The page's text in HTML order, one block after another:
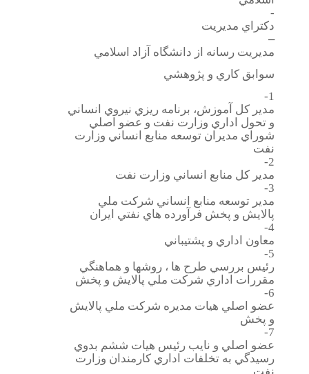
-
دكتراي مديريت
–
مديريت رسانه از دانشگاه آزاد اسلامي
سوابق كاري و پژوهشي
1-
مدير كل آموزش، برنامه ريزي نيروي انساني
و تحول اداري وزارت نفت و عضو اصلي
شوراي مديران توسعه منابع انساني وزارت
نفت
2-
مدير كل منابع انساني وزارت نفت
3-
مدير توسعه منابع انساني شركت ملي
پالايش و پخش فرآورده هاي نفتي ايران
4-
معاون اداري و پشتيباني
5-
رئيس بررسي طرح ها ، روشها و هماهنگي
مقررات اداري شركت ملي پالايش و پخش
6-
عضو اصلي هيات مديره شركت ملي پالايش
و پخش
7-
عضو اصلي و نايب رئيس هيات ششم بدوي
رسيدگي به تخلفات اداري كارمندان وزارت